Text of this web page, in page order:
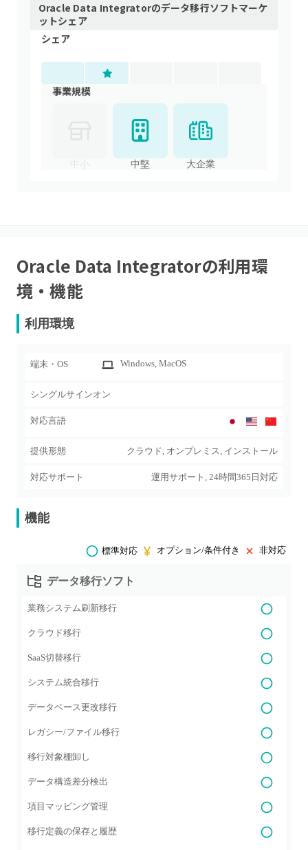
Oracle Data Integratorのデータ移行ソフトマーケ
ットシェア
シェア
事業規模
中堅 大企業
Oracle Data Integratorの利用環
境・機能
利用環境
端末・OS Windows, MacOS
シングルサインオン
対応言語
提供形態 クラウド, オンプレミス, インストール
対応サポート 運用サポート, 24時間365日対応
機能
標準対応 オプション/条件付き 非対応
データ移行ソフト
業務システム刷新移行
クラウド移行
SaaS切替移行
システム統合移行
データベース更改移行
レガシー/ファイル移行
移行対象棚卸し
データ構造差分検出
項目マッピング管理
移行定義の保存と履歴